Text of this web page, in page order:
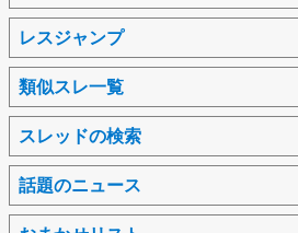
レスジャンプ
類似スレ一覧
スレッドの検索
話題のニュース